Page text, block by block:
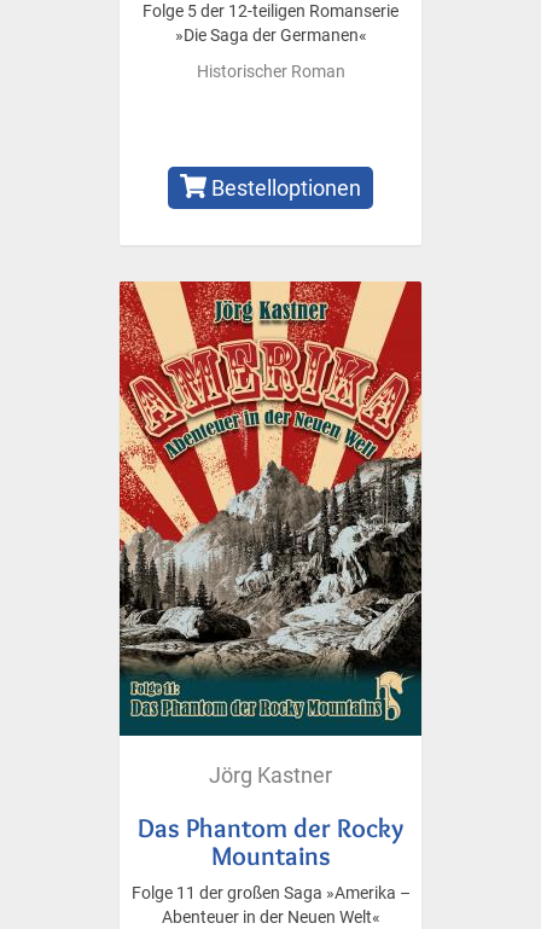
Folge 5 der 12-teiligen Romanserie
»Die Saga der Germanen«
Historischer Roman
Bestelloptionen
Jörg Kastner
Das Phantom der Rocky
Mountains
Folge 11 der großen Saga »Amerika –
Abenteuer in der Neuen Welt«